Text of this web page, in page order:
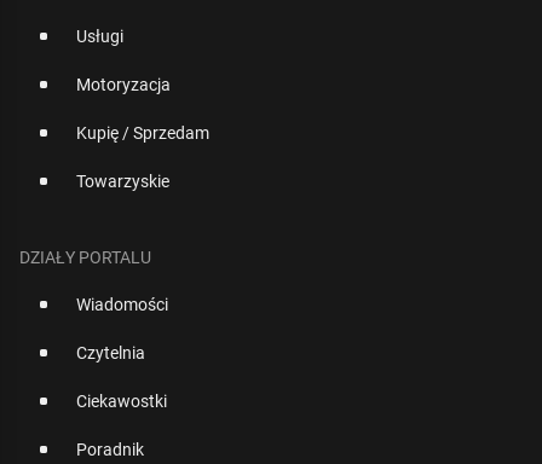
Usługi
Motoryzacja
Kupię / Sprzedam
Towarzyskie
DZIAŁY PORTALU
Wiadomości
Czytelnia
Ciekawostki
Poradnik